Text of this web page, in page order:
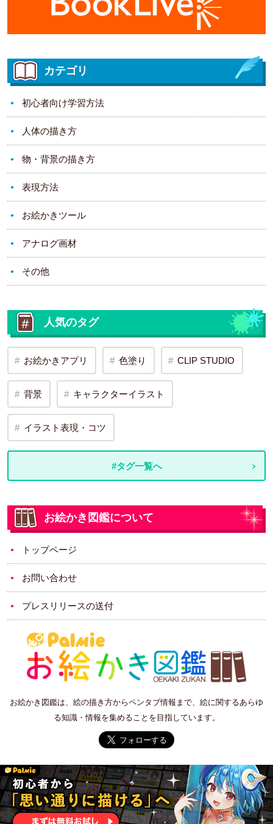
カテゴリ
初心者向け学習方法
人体の描き方
物・背景の描き方
表現方法
お絵かきツール
アナログ画材
その他
人気のタグ
お絵かきアプリ 色塗り CLIP STUDIO
背景 キャラクターイラスト
イラスト表現・コツ
#タグ一覧へ
お絵かき図鑑について
トップページ
お問い合わせ
プレスリリースの送付
お絵かき図鑑は、絵の描き方からペンタブ情報まで、絵に関するあらゆ
る知識・情報を集めることを目指しています。